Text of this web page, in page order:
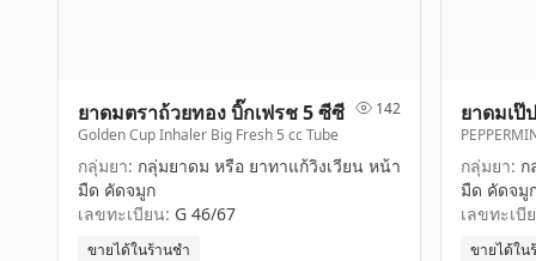
ยาดมตราถ้วยทอง บิ๊กเฟรช 5 ซีซี
Golden Cup Inhaler Big Fresh 5 cc Tube
142
กลุ่มยา: กลุ่มยาดม หรือ ยาทาแก้วิงเวียน หน้า
มืด คัดจมูก
เลขทะเบียน: G 46/67
ขายได้ในร้านชำ
ยาดมเป๊
กลุ่มยา: ก
มืด คัดจมู
เลขทะเบี
ขายได้ใน